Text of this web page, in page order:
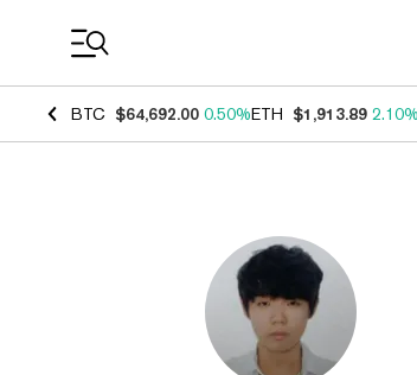
BTC $64,692.00 0.50%ETH $1,913.89 2.10%